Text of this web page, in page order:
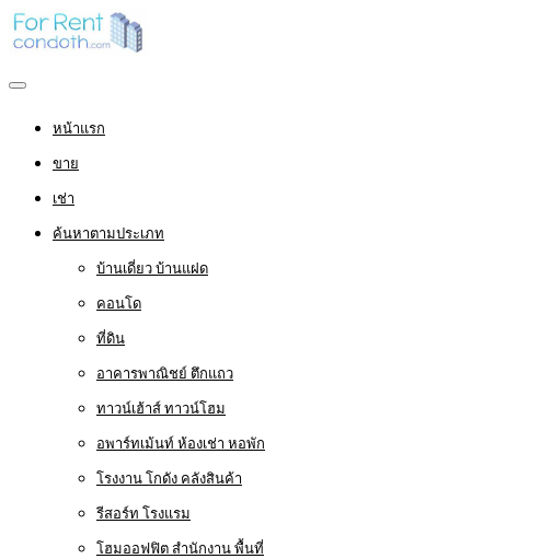
หน้าแรก
ขาย
เช่า
ค้นหาตามประเภท
บ้านเดี่ยว บ้านแฝด
คอนโด
ที่ดิน
อาคารพาณิชย์ ตึกแถว
ทาวน์เฮ้าส์ ทาวน์โฮม
อพาร์ทเม้นท์ ห้องเช่า หอพัก
โรงงาน โกดัง คลังสินค้า
รีสอร์ท โรงแรม
โฮมออฟฟิต สำนักงาน พื้นที่